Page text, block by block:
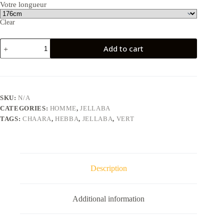
Votre longueur
Clear
Jellaba
hommes
hebba
Add to cart
SKU:N/A
CATEGORIES: HOMME,JELLABA
TAGS: CHAARA,HEBBA, JELLABA, VERT
Description
Additional information